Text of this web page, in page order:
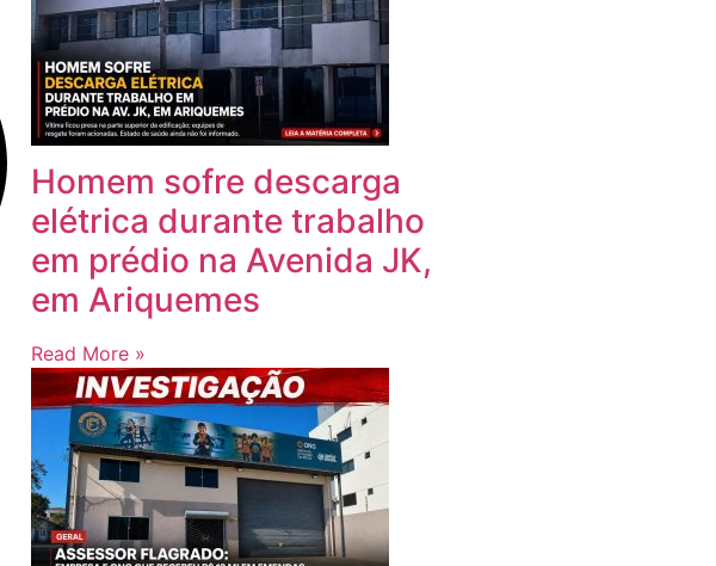
Homem sofre descarga
elétrica durante trabalho
em prédio na Avenida JK,
em Ariquemes
Read More »